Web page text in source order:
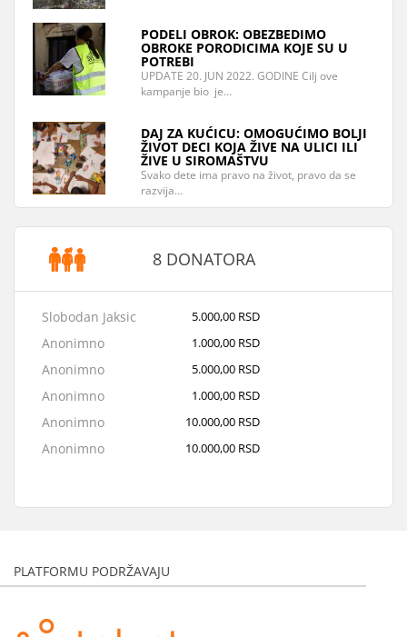
PODELI OBROK: OBEZBEDIMO
OBROKE PORODICIMA KOJE SU U
POTREBI
UPDATE 20. JUN 2022. GODINE Cilj ove
kampanje bio je…
DAJ ZA KUĆICU: OMOGUĆIMO BOLJI
ŽIVOT DECI KOJA ŽIVE NA ULICI ILI
ŽIVE U SIROMAŠTVU
Svako dete ima pravo na život, pravo da se
razvija…
8 DONATORA
Slobodan Jaksic 5.000,00 RSD
Anonimno 1.000,00 RSD
Anonimno 5.000,00 RSD
Anonimno 1.000,00 RSD
Anonimno 10.000,00 RSD
Anonimno 10.000,00 RSD
PLATFORMU PODRŽAVAJU